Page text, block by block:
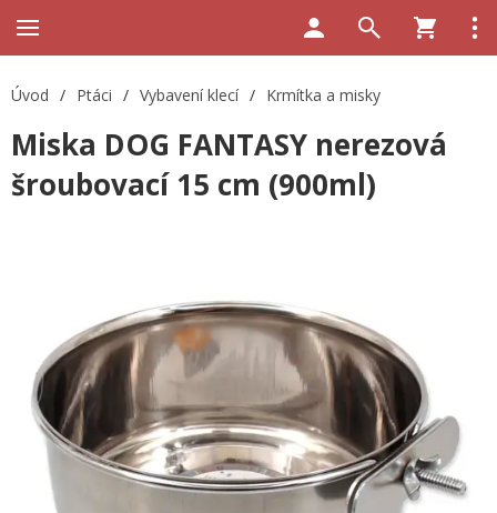
Úvod / Ptáci / Vybavení klecí / Krmítka a misky
Miska DOG FANTASY nerezová
šroubovací 15 cm (900ml)